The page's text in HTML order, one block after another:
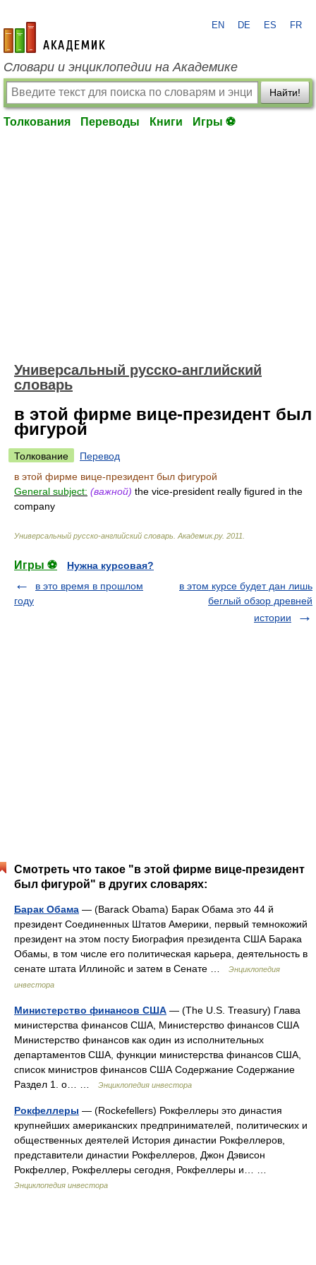
academic.ru
EN DE ES FR
Словари и энциклопедии на Академике
Найти!
Толкования Переводы Книги Игры ⚽
Универсальный русско-английский
словарь
в этой фирме вице-президент был
фигурой
Толкование
Перевод
в этой фирме вице-президент был фигурой
General subject: (важной) the vice-president really figured in the
company
Универсальный русско-английский словарь Академик.ру. 2011
Игры ⚽
Нужна курсовая?
в это время в прошлом
году
в этом курсе будет дан лишь
беглый обзор древней
истории
Смотреть что такое "в этой фирме вице-президент
был фигурой" в других словарях:
Барак Обама — (Barack Obama) Барак Обама это 44 й
президент Соединенных Штатов Америки, первый темнокожий
президент на этом посту Биография президента США Барака
Обамы, в том числе его политическая карьера, деятельность в
сенате штата Иллинойс и затем в Сенате …
Энциклопедия
инвестора
Министерство финансов США — (The U.S. Treasury) Глава
министерства финансов США, Министерство финансов США
Министерство финансов как один из исполнительных
департаментов США, функции министерства финансов США,
список министров финансов США Содержание Содержание
Раздел 1. о… …
Энциклопедия инвестора
Рокфеллеры — (Rockefellers) Рокфеллеры это династия
крупнейших американских предпринимателей, политических и
общественных деятелей История династии Рокфеллеров,
представители династии Рокфеллеров, Джон Дэвисон
Рокфеллер, Рокфеллеры сегодня, Рокфеллеры и… …
Энциклопедия инвестора